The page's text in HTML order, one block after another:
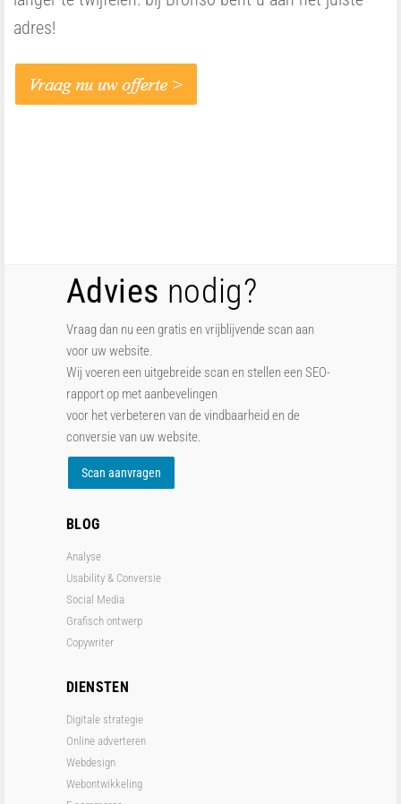
adres!
Advies nodig?
Vraag dan nu een gratis en vrijblijvende scan aan
voor uw website.
Wij voeren een uitgebreide scan en stellen een SEO-
rapport op met aanbevelingen
voor het verbeteren van de vindbaarheid en de
conversie van uw website.
Scan aanvragen
BLOG
Analyse
Usability & Conversie
Social Media
Grafisch ontwerp
Copywriter
DIENSTEN
Digitale strategie
Online adverteren
Webdesign
Webontwikkeling